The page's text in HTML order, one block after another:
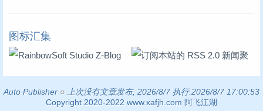
图标汇集
Auto Publisher ○
上次没有文章发布, 2026/8/7 执行.2026/8/7 17:00:53
Copyright 2020-2022 www.xafjh.com 阿飞江湖